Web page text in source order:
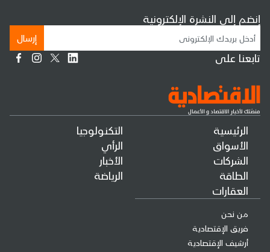
الرئيسية
الأسواق
الشركات
الطاقة
العقارات
التكنولوجيا
الرأي
الأخبار
الرياضة
من نحن
فريق الإقتصادية
أرشيف الإقتصادية
إنضم إلى النشرة الإلكترونية
إرسال
تابعنا على